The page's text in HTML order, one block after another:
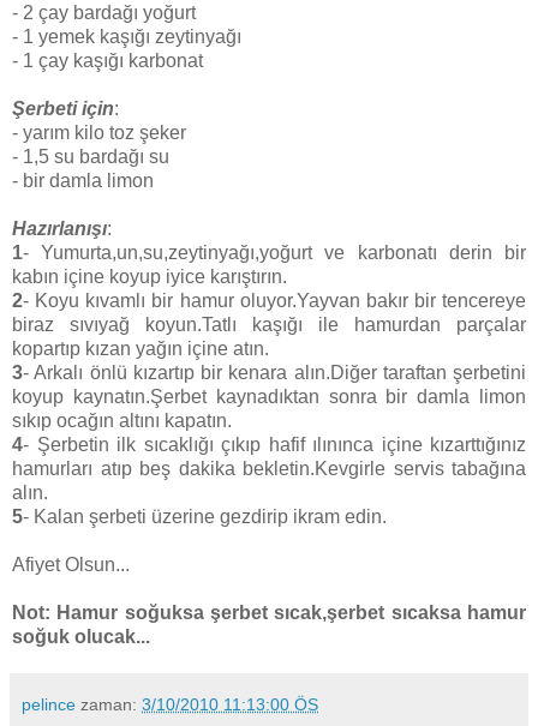
- 2 çay bardağı yoğurt
- 1 yemek kaşığı zeytinyağı
- 1 çay kaşığı karbonat
Şerbeti için:
- yarım kilo toz şeker
- 1,5 su bardağı su
- bir damla limon
Hazırlanışı:
1- Yumurta,un,su,zeytinyağı,yoğurt ve karbonatı derin bir
kabın içine koyup iyice karıştırın.
2- Koyu kıvamlı bir hamur oluyor.Yayvan bakır bir tencereye
biraz sıvıyağ koyun.Tatlı kaşığı ile hamurdan parçalar
kopartıp kızan yağın içine atın.
3- Arkalı önlü kızartıp bir kenara alın.Diğer taraftan şerbetini
koyup kaynatın.Şerbet kaynadıktan sonra bir damla limon
sıkıp ocağın altını kapatın.
4- Şerbetin ilk sıcaklığı çıkıp hafif ılınınca içine kızarttığınız
hamurları atıp beş dakika bekletin.Kevgirle servis tabağına
alın.
5- Kalan şerbeti üzerine gezdirip ikram edin.
Afiyet Olsun...
Not: Hamur soğuksa şerbet sıcak,şerbet sıcaksa hamur
soğuk olucak...
pelince zaman: 3/10/2010 11:13:00 ÖS